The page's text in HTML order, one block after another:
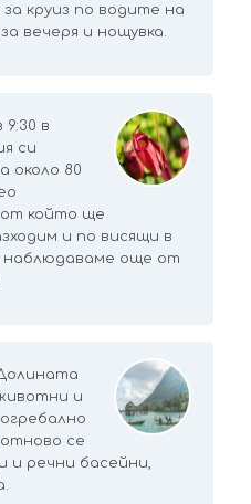
круиз по водите на
вечеря и нощувка.
в
си
около 80
от който ще
и по висящи в
наблюдаваме още от
и
се
и речни басейни,